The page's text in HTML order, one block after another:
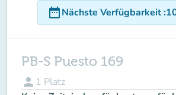
date_rangeNächste Verfügbarkeit:
PB-S Puesto 169
person 1 Platz